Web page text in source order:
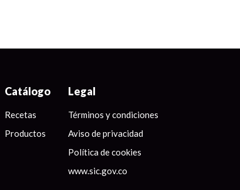
Catálogo
Recetas
Productos
Legal
Términos y condiciones
Aviso de privacidad
Política de cookies
www.sic.gov.co